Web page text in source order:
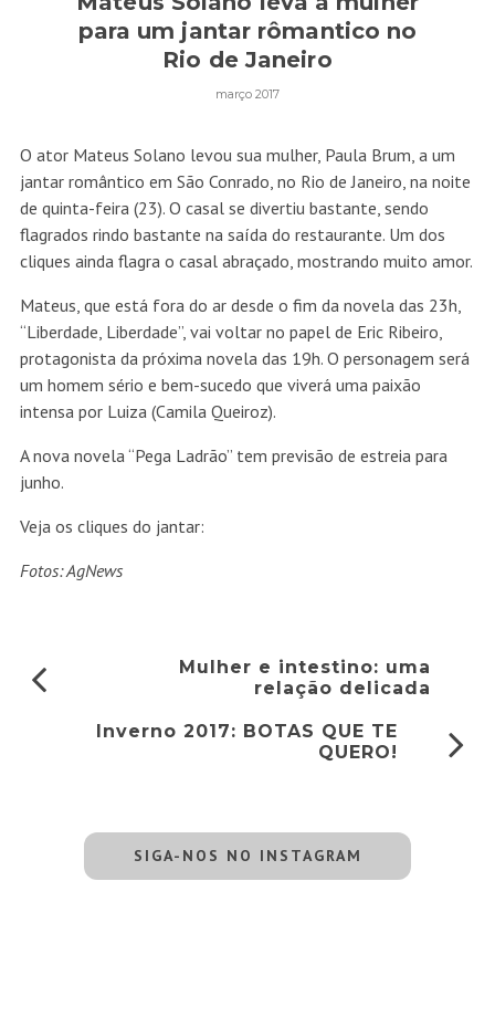
para um jantar rômantico no
Rio de Janeiro
março 2017
O ator Mateus Solano levou sua mulher, Paula Brum, a um
jantar romântico em São Conrado, no Rio de Janeiro, na noite
de quinta-feira (23). O casal se divertiu bastante, sendo
flagrados rindo bastante na saída do restaurante. Um dos
cliques ainda flagra o casal abraçado, mostrando muito amor.
Mateus, que está fora do ar desde o fim da novela das 23h,
“Liberdade, Liberdade”, vai voltar no papel de Eric Ribeiro,
protagonista da próxima novela das 19h. O personagem será
um homem sério e bem-sucedo que viverá uma paixão
intensa por Luiza (Camila Queiroz).
A nova novela “Pega Ladrão” tem previsão de estreia para
junho.
Veja os cliques do jantar:
Fotos: AgNews
Mulher e intestino: uma
relação delicada
Inverno 2017: BOTAS QUE TE
QUERO!
SIGA-NOS NO INSTAGRAM